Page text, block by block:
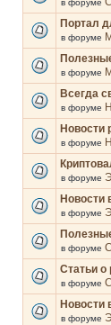
в форуме
Портал
в форуме
в форуме
Всегда
в форуме
Новости
в форуме
в форуме
Новости
в форуме
в форуме
Статьи о
в форуме
Новости
в форуме